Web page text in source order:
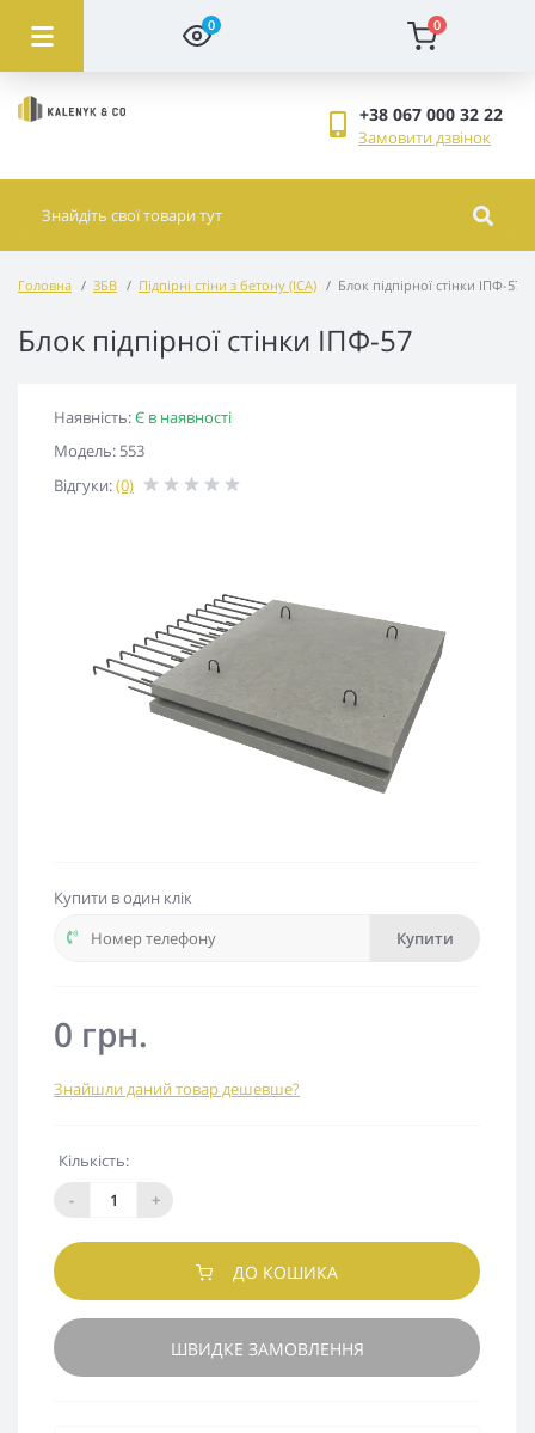
0 0
+38 067 000 32 22
Замовити дзвінок
Головна ЗБВ Підпірні стіни з бетону (ІСА) Блок підпірної стінки ІПФ-57
Блок підпірної стінки ІПФ-57
Наявність:Є в наявності
Модель: 553
Відгуки:(0)
Купити в один клік
Купити
0 грн.
Знайшли даний товар дешевше?
Кількість:
-
+
ДО КОШИКА
ШВИДКЕ ЗАМОВЛЕННЯ